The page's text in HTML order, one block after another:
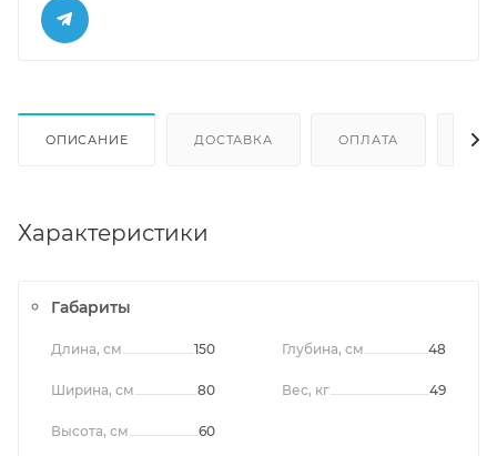
ОПИСАНИЕ ДОСТАВКА ОПЛАТА
Характеристики
Габариты
Длина, см 150
Ширина, см 80
Высота, см 60
Глубина, см 48
Вес, кг 49